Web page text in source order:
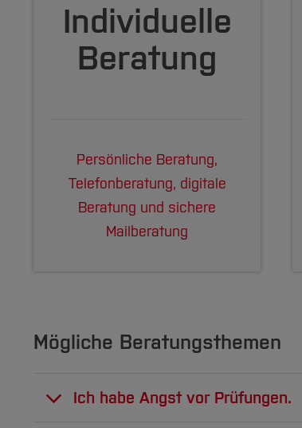
Individuelle
Beratung
Persönliche Beratung,
Telefonberatung, digitale
Beratung und sichere
Mailberatung
Mögliche Beratungsthemen
Ich habe Angst vor Prüfungen.